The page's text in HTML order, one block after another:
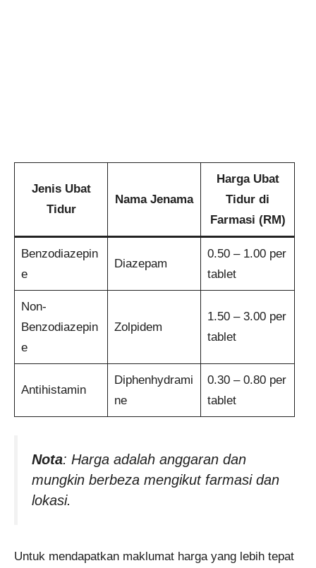
Jenis Ubat
Tidur
Nama Jenama
Harga Ubat
Tidur di
Farmasi (RM)
Benzodiazepin
e
Diazepam
0.50 – 1.00 per
tablet
Non-
Benzodiazepin
e
Zolpidem
1.50 – 3.00 per
tablet
Antihistamin
Diphenhydrami
ne
0.30 – 0.80 per
tablet
Nota: Harga adalah anggaran dan
mungkin berbeza mengikut farmasi dan
lokasi.
Untuk mendapatkan maklumat harga yang lebih tepat